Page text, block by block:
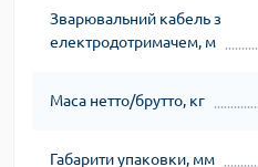
Зварювальний кабель з
електродотримачем, м
Маса нетто/брутто, кг
Габарити упаковки, мм